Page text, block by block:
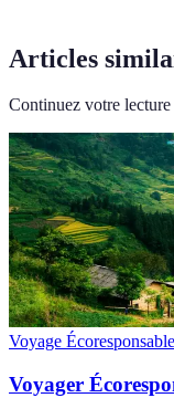
Articles
Continuez votre lecture
Voyage Écoresponsable
Voyager